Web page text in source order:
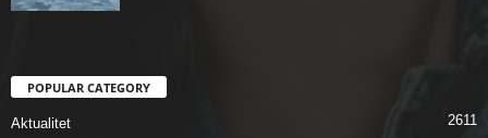
POPULAR CATEGORY
Aktualitet 2611